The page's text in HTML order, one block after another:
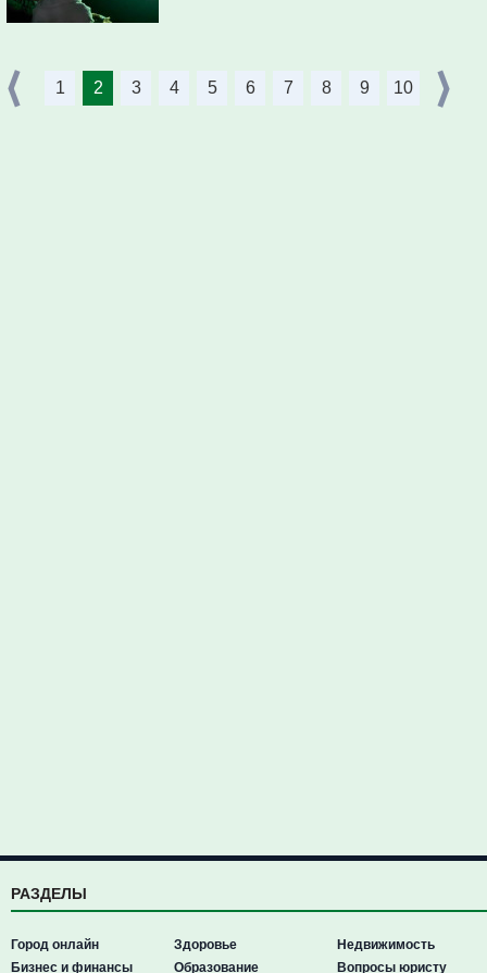
1 2 3 4 5 6 7 8 9 10
РАЗДЕЛЫ
Город онлайн
Бизнес и финансы
Здоровье
Образование
Недвижимость
Вопросы юристу